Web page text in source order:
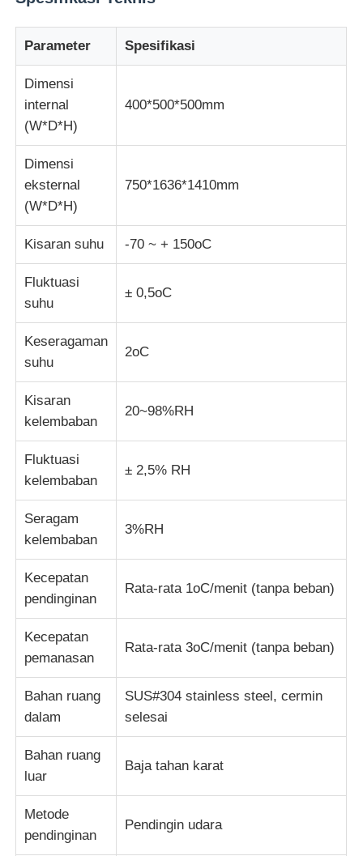
Mesin Uji Dampak
peralatan pengujian karet
Peralatan pengujian bahan bangunan
Peralatan pengujian kemasan
Peralatan pengujian perekat
mesin uji kain
Pengontrol Suhu Dan Kelembapan
Penguji kekerasan
Parameter Spesifikasi
Dimensi
internal
(W*D*H)
400*500*500mm
Dimensi
eksternal
(W*D*H)
750*1636*1410mm
Kisaran suhu -70 ~ + 150oC
Fluktuasi
suhu
± 0,5oC
Keseragaman
suhu
2oC
Kisaran
kelembaban
20~98%RH
Fluktuasi
kelembaban
± 2,5% RH
Seragam
kelembaban
3%RH
Kecepatan
pendinginan
Rata-rata 1oC/menit (tanpa beban)
Kecepatan
pemanasan
Rata-rata 3oC/menit (tanpa beban)
Bahan ruang
dalam
SUS#304 stainless steel, cermin
selesai
Bahan ruang
luar
Baja tahan karat
Metode
pendinginan
Pendingin udara